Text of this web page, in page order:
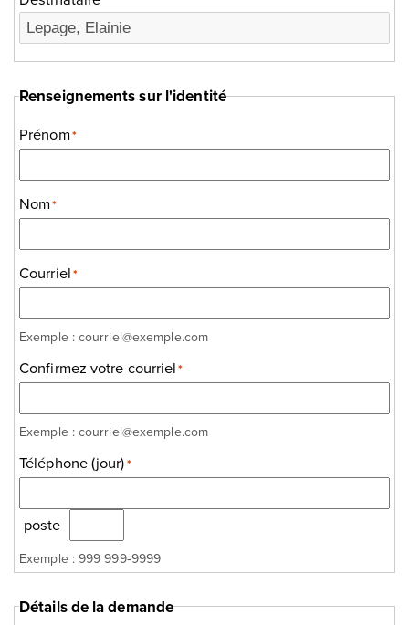
Renseignements sur l'identité
Prénom*
Nom*
Courriel*
Exemple : courriel@exemple.com
Confirmez votre courriel*
Exemple : courriel@exemple.com
Téléphone (jour)*
poste
Exemple : 999 999‑9999
Détails de la demande